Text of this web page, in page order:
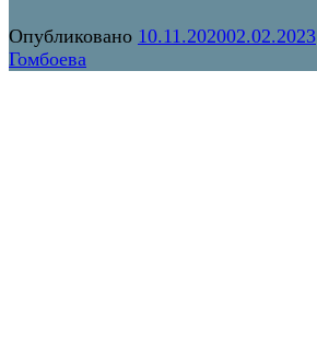
Опубликовано 10.11.202002.02.2023
Гомбоева